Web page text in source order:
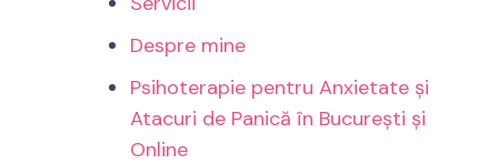
Despre mine
Psihoterapie pentru Anxietate și
Atacuri de Panică în București și
Online